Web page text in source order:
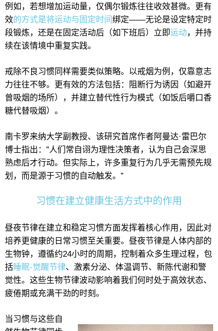
例如，若想增加运动量，仅偶尔锻炼往往收效甚微。更有
效的方式是将运动与固定时间绑定——无论是设定特定时
段锻炼，还是在固定活动后（如下班后）立即运动 ，并持
续在该情境中重复实践。
戒除不良习惯同样需要类似策略。以戒烟为例，仅靠意志
力往往不够。更有效的方法包括：阻断行为诱因（如避开
曾吸烟的场所），并建立替代性行为模式（如饭后嚼口香
糖代替吸烟）。
南卡罗来纳大学副教授、该研究首席作者阿曼达·雷巴尔
博士指出：”人们常自诩为理性决策者，认为自己会深思
熟虑后才行动。但实际上，许多重复行为几乎无需预先规
划，而是源于习惯的自动触发。”
习惯在建立健康生活方式中的作用
昼夜节律在建立和稳定习惯方面发挥着核心作用，因此对
培养更健康的日常习惯至关重要。昼夜节律是人体内部的
生物钟，遵循约24小时的周期，控制着众多生理过程，包
括睡眠-觉醒节律、激素分泌、体温调节、新陈代谢和警
觉性。这些生物节律波动影响着我们何时处于高效状态、
疲倦期或充满干劲的时刻。
当习惯与这些自